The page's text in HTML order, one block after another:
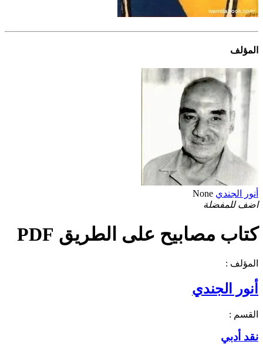
المؤلف
أنور الجندي None
اضف للمفضلة
كتاب مصابيح على الطريق PDF
المؤلف :
أنور الجندي
القسم :
نقد أدبي